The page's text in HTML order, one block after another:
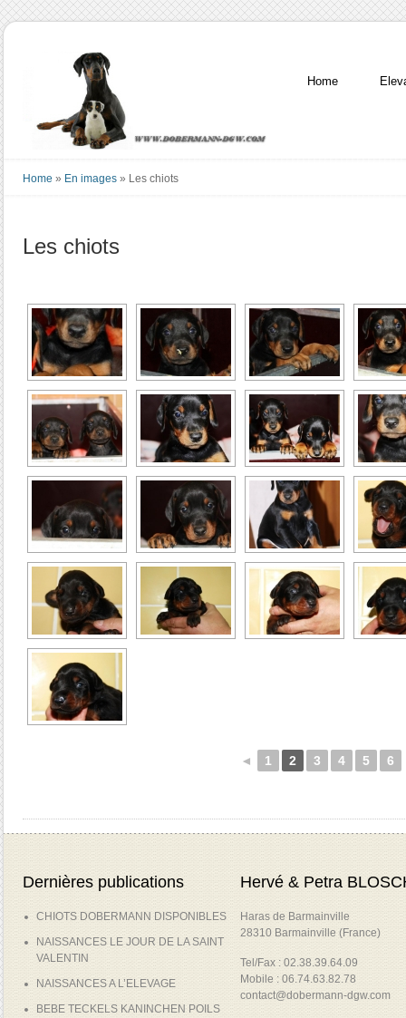
Home
Home » En images » Les chiots
Les chiots
◄ 1 2 3 4 5 6
Dernières publications
CHIOTS DOBERMANN DISPONIBLES
NAISSANCES LE JOUR DE LA SAINT
VALENTIN
NAISSANCES A L’ELEVAGE
BEBE TECKELS KANINCHEN POILS
Hervé & Petra
Haras de Barmainville
28310 Barmainville (France)
Tel/Fax : 02.38.39.64.09
Mobile : 06.74.63.82.78
contact@dobermann-dgw.com